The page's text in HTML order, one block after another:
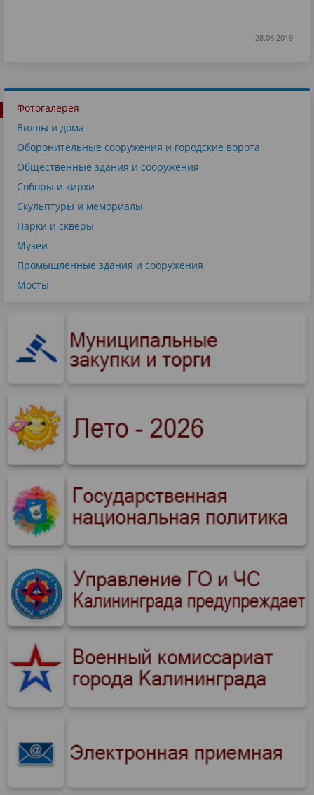
28.06.2019
Фотогалерея
Виллы и дома
Оборонительные сооружения и городские ворота
Общественные здания и сооружения
Соборы и кирхи
Скульптуры и мемориалы
Парки и скверы
Музеи
Промышленные здания и сооружения
Мосты